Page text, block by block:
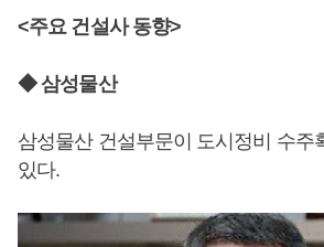
<주요 건설사 동향>
◆ 삼성물산
삼성물산 건설부문이 도시정비 수주
있다.